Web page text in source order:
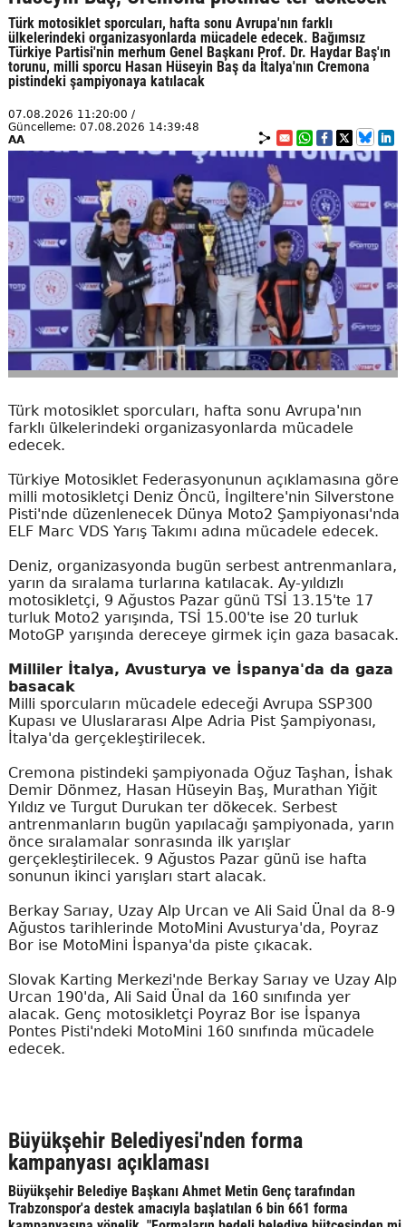
Türk motosiklet sporcuları, hafta sonu Avrupa'nın farklı
ülkelerindeki organizasyonlarda mücadele edecek. Bağımsız
Türkiye Partisi'nin merhum Genel Başkanı Prof. Dr. Haydar Baş'ın
torunu, milli sporcu Hasan Hüseyin Baş da İtalya'nın Cremona
pistindeki şampiyonaya katılacak
07.08.2026 11:20:00 /
Güncelleme: 07.08.2026 14:39:48
AA
Türk motosiklet sporcuları, hafta sonu Avrupa'nın
farklı ülkelerindeki organizasyonlarda mücadele
edecek.
Türkiye Motosiklet Federasyonunun açıklamasına göre
milli motosikletçi Deniz Öncü, İngiltere'nin Silverstone
Pisti'nde düzenlenecek Dünya Moto2 Şampiyonası'nda
ELF Marc VDS Yarış Takımı adına mücadele edecek.
Deniz, organizasyonda bugün serbest antrenmanlara,
yarın da sıralama turlarına katılacak. Ay-yıldızlı
motosikletçi, 9 Ağustos Pazar günü TSİ 13.15'te 17
turluk Moto2 yarışında, TSİ 15.00'te ise 20 turluk
MotoGP yarışında dereceye girmek için gaza basacak.
Milliler İtalya, Avusturya ve İspanya'da da gaza
basacak
Milli sporcuların mücadele edeceği Avrupa SSP300
Kupası ve Uluslararası Alpe Adria Pist Şampiyonası,
İtalya'da gerçekleştirilecek.
Cremona pistindeki şampiyonada Oğuz Taşhan, İshak
Demir Dönmez, Hasan Hüseyin Baş, Murathan Yiğit
Yıldız ve Turgut Durukan ter dökecek. Serbest
antrenmanların bugün yapılacağı şampiyonada, yarın
önce sıralamalar sonrasında ilk yarışlar
gerçekleştirilecek. 9 Ağustos Pazar günü ise hafta
sonunun ikinci yarışları start alacak.
Berkay Sarıay, Uzay Alp Urcan ve Ali Said Ünal da 8-9
Ağustos tarihlerinde MotoMini Avusturya'da, Poyraz
Bor ise MotoMini İspanya'da piste çıkacak.
Slovak Karting Merkezi'nde Berkay Sarıay ve Uzay Alp
Urcan 190'da, Ali Said Ünal da 160 sınıfında yer
alacak. Genç motosikletçi Poyraz Bor ise İspanya
Pontes Pisti'ndeki MotoMini 160 sınıfında mücadele
edecek.
Büyükşehir Belediyesi'nden forma
kampanyası açıklaması
Büyükşehir Belediye Başkanı Ahmet Metin Genç tarafından
Trabzonspor'a destek amacıyla başlatılan 6 bin 661 forma